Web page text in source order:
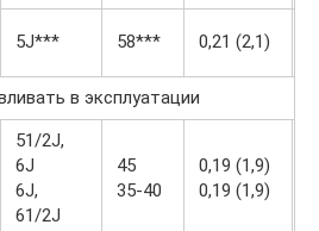
5J*** 58*** 0,21 (2,1)
в эксплуатации
51/2J,
6J
6J,
61/2J
45
35-40
0,19 (1,9)
0,19 (1,9)